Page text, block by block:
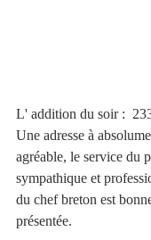
L' addition du soir :
Une adresse à
agréable, le service du
sympathique et
du chef breton est
présentée.